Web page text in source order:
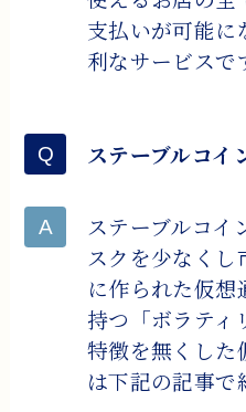
支払いが可能に
利なサービスで
ステーブルコイ
ステーブルコイ
スクを少なくし
に作られた仮想
持つ「ボラティ
特徴を無くした
は下記の記事で